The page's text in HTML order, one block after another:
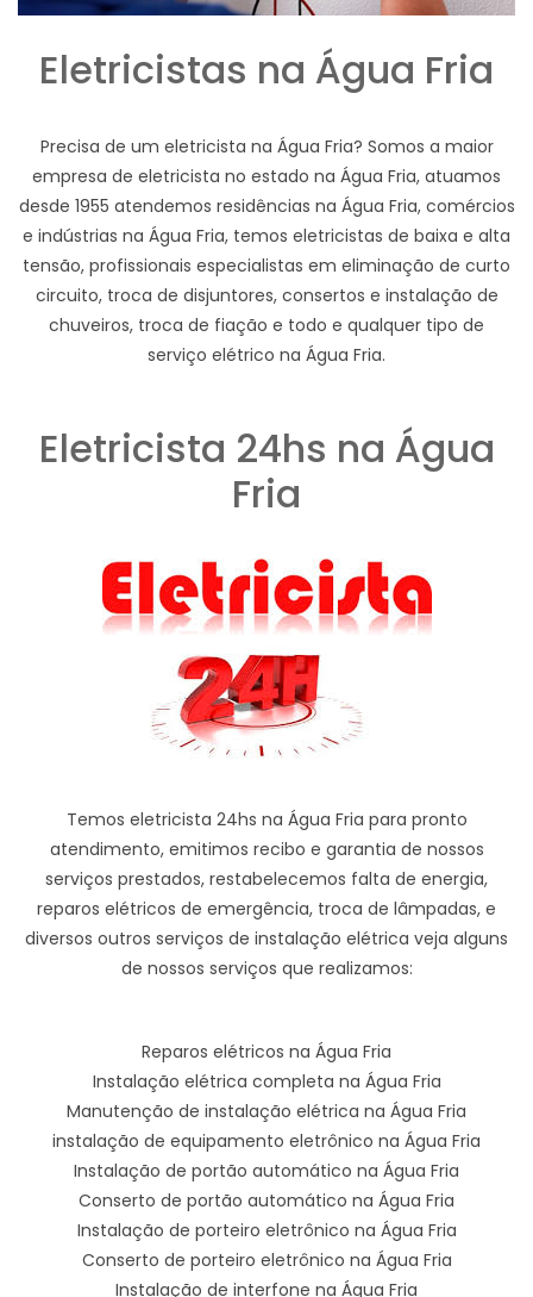
Eletricistas na Água Fria
Precisa de um eletricista na Água Fria? Somos a maior
empresa de eletricista no estado na Água Fria, atuamos
desde 1955 atendemos residências na Água Fria, comércios
e indústrias na Água Fria, temos eletricistas de baixa e alta
tensão, profissionais especialistas em eliminação de curto
circuito, troca de disjuntores, consertos e instalação de
chuveiros, troca de fiação e todo e qualquer tipo de
serviço elétrico na Água Fria.
Eletricista 24hs na Água
Fria
Temos eletricista 24hs na Água Fria para pronto
atendimento, emitimos recibo e garantia de nossos
serviços prestados, restabelecemos falta de energia,
reparos elétricos de emergência, troca de lâmpadas, e
diversos outros serviços de instalação elétrica veja alguns
de nossos serviços que realizamos:
Reparos elétricos na Água Fria
Instalação elétrica completa na Água Fria
Manutenção de instalação elétrica na Água Fria
instalação de equipamento eletrônico na Água Fria
Instalação de portão automático na Água Fria
Conserto de portão automático na Água Fria
Instalação de porteiro eletrônico na Água Fria
Conserto de porteiro eletrônico na Água Fria
Instalação de interfone na Água Fria